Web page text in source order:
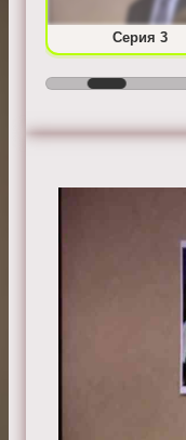
Серия 3